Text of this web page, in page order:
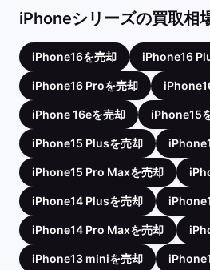
iPhoneシリーズの買取相
iPhone16を売却 iPhone16
iPhone16 Proを売却
iPhone 16eを売却 iPhone15
iPhone15 Plusを売却
iPhone15 Pro Maxを売却
iPhone14 Plusを売却
iPhone14 Pro Maxを売却
iPhone13 miniを売却